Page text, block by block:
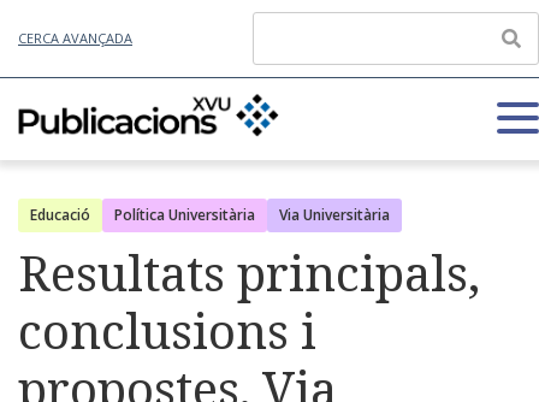
CERCA AVANÇADA
Educació Política Universitària Via Universitària
Resultats principals,
conclusions i
propostes. Via